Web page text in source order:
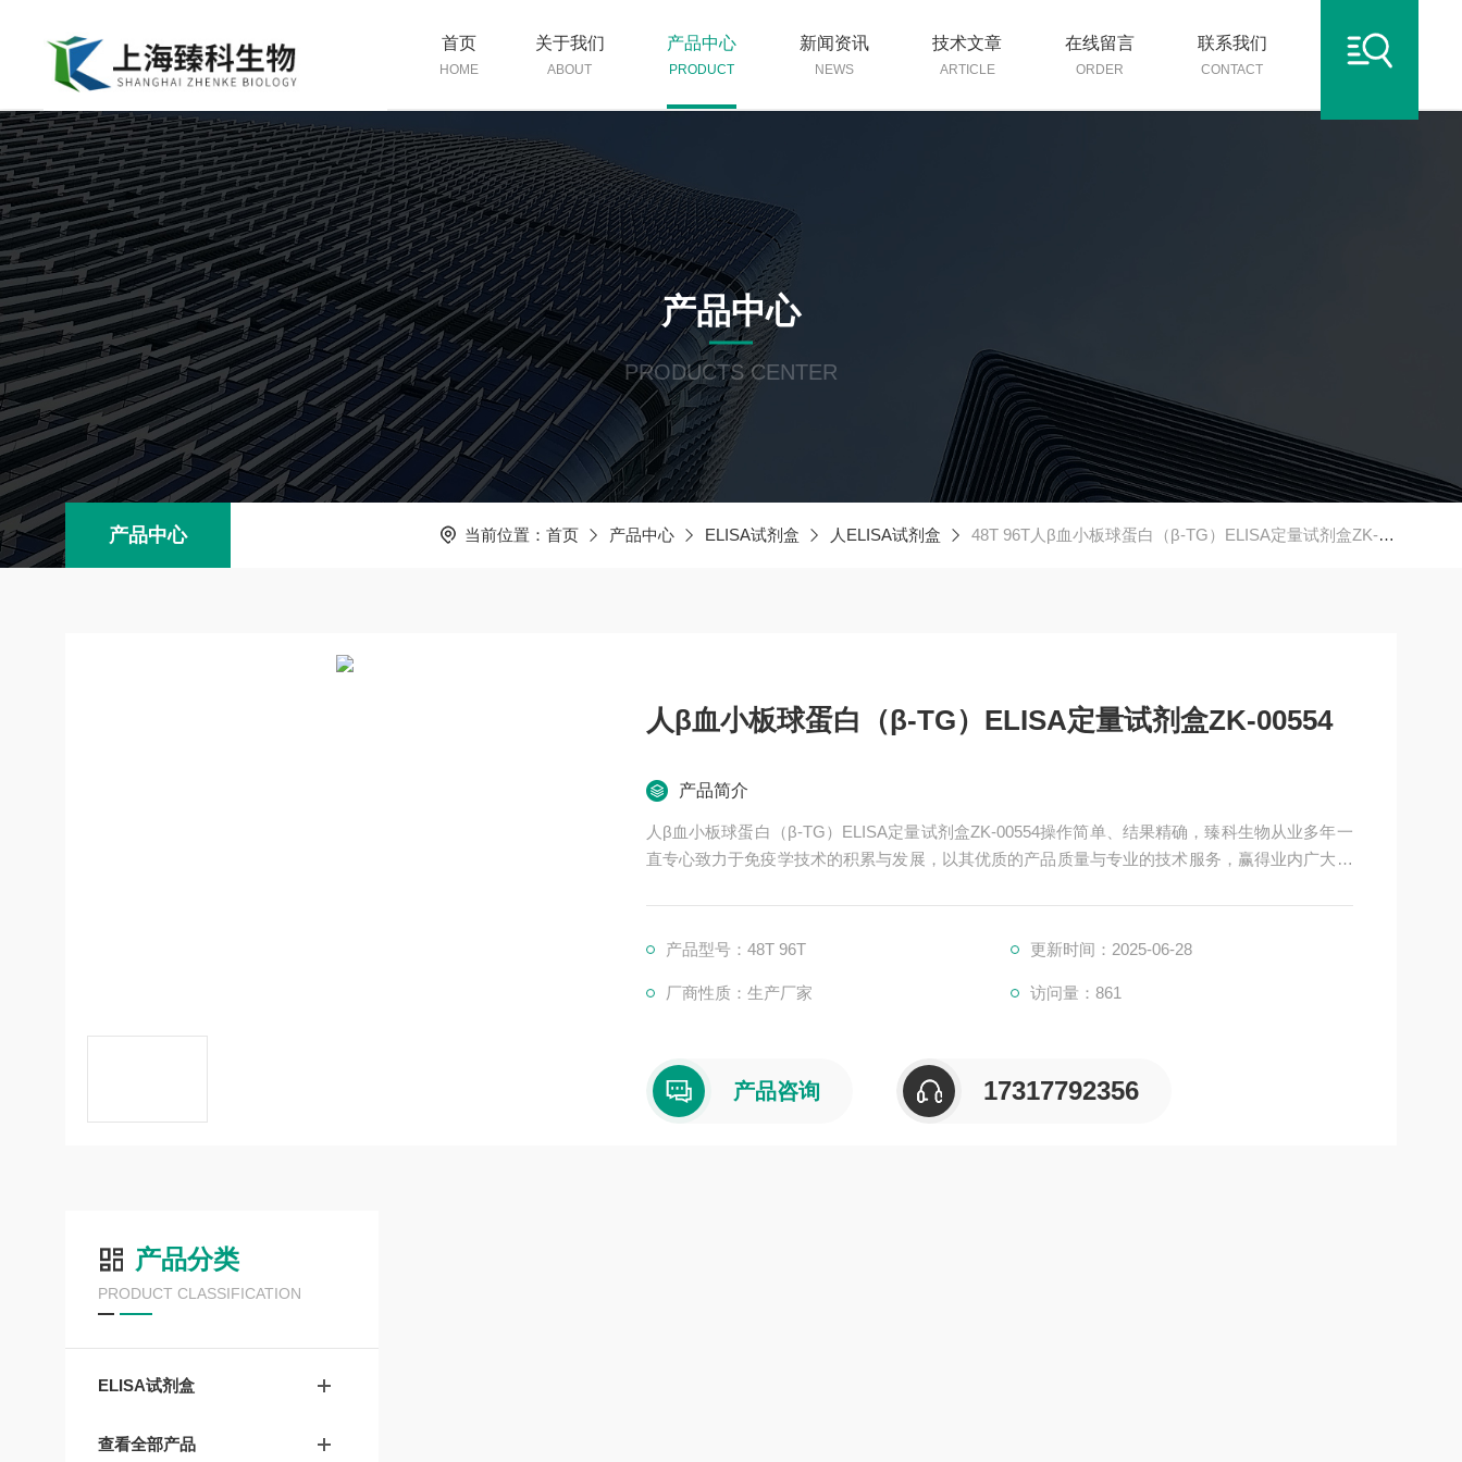
首页
HOME
关于我们
ABOUT
产品中心
PRODUCT
新闻资讯
NEWS
技术文章
ARTICLE
在线留言
ORDER
联系我们
CONTACT
产品中心
PRODUCTS CENTER
产品中心 当前位置： 首页 产品中心 ELISA试剂盒 人ELISA试剂盒 48T 96T人β血小板球蛋白（β-TG）ELISA定量试剂盒ZK-00554
人β血小板球蛋白（β-TG）ELISA定量试剂盒ZK-00554
产品简介
人β血小板球蛋白（β-TG）ELISA定量试剂盒ZK-00554操作简单、结果精确，臻科生物从业多年一
直专心致力于免疫学技术的积累与发展，以其优质的产品质量与专业的技术服务，赢得业内广大人
产品型号：48T 96T
更新时间：2025-06-28
厂商性质：生产厂家 访问量：861
产品咨询 17317792356
产品分类
PRODUCT CLASSIFICATION
ELISA试剂盒
查看全部产品